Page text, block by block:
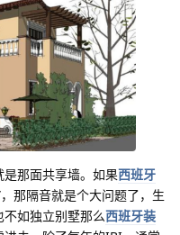
那面共享墙。如果西班牙
那隔音就是个大问题了，生
如独立别墅那么西班牙装